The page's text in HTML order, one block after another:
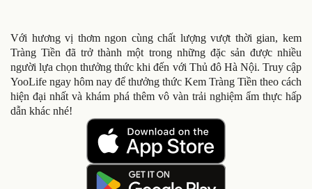
Với hương vị thơm ngon cùng chất lượng vượt thời gian, kem
Tràng Tiền đã trở thành một trong những đặc sản được nhiều
người lựa chọn thưởng thức khi đến với Thủ đô Hà Nội. Truy cập
YooLife ngay hôm nay để thưởng thức Kem Tràng Tiền theo cách
hiện đại nhất và khám phá thêm vô vàn trải nghiệm ẩm thực hấp
dẫn khác nhé!